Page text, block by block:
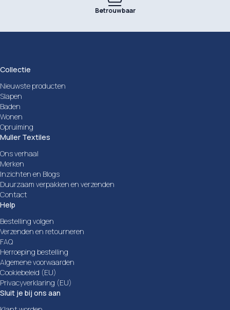
Betrouwbaar
Collectie
Nieuwste producten
Slapen
Baden
Wonen
Opruiming
Muller Textiles
Ons verhaal
Merken
Inzichten en Blogs
Duurzaam verpakken en verzenden
Contact
Help
Bestelling volgen
Verzenden en retourneren
FAQ
Herroeping bestelling
Algemene voorwaarden
Cookiebeleid (EU)
Privacyverklaring (EU)
Sluit je bij ons aan